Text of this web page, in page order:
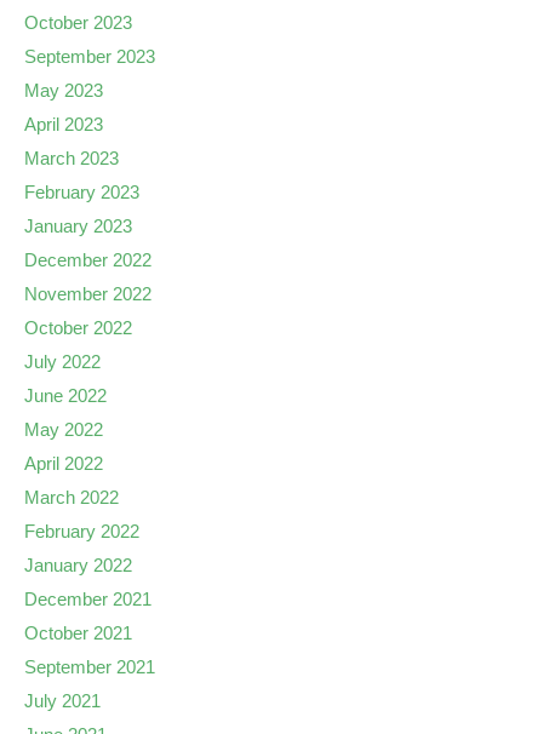
October 2023
September 2023
May 2023
April 2023
March 2023
February 2023
January 2023
December 2022
November 2022
October 2022
July 2022
June 2022
May 2022
April 2022
March 2022
February 2022
January 2022
December 2021
October 2021
September 2021
July 2021